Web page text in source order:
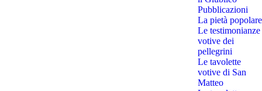
Pubblicazioni
La pietà popolare
Le testimonianze
votive dei
pellegrini
Le tavolette
votive di San
Matteo